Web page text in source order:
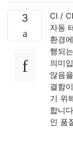
3
CI /
자동
환경
행되
의미
않음
결함
기 위
합니
인 품